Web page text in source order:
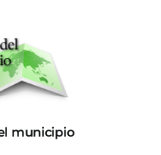
municipio